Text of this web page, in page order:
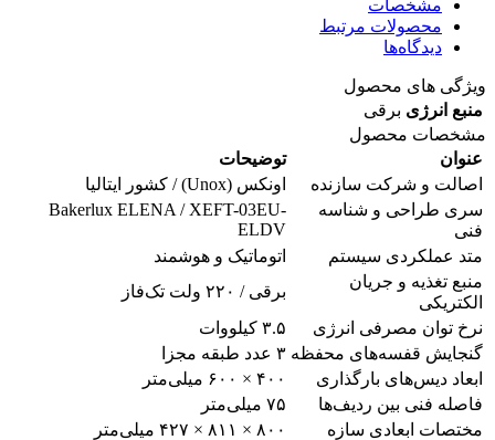
مشخصات
محصولات مرتبط
دیدگاه‌ها
ویژگی های محصول
منبع انرژی برقی
مشخصات محصول
عنوان
توضیحات
اصالت و شرکت سازنده
اونکس (Unox) / کشور ایتالیا
سری طراحی و شناسه
فنی
Bakerlux ELENA / XEFT-03EU-
ELDV
متد عملکردی سیستم
اتوماتیک و هوشمند
منبع تغذیه و جریان
الکتریکی
برقی / ۲۲۰ ولت تک‌فاز
نرخ توان مصرفی انرژی
۳.۵ کیلووات
گنجایش قفسه‌های محفظه ۳ عدد طبقه مجزا
ابعاد دیس‌های بارگذاری
۴۰۰ × ۶۰۰ میلی‌متر
فاصله فنی بین ردیف‌ها
۷۵ میلی‌متر
مختصات ابعادی سازه
۸۰۰ × ۸۱۱ × ۴۲۷ میلی‌متر